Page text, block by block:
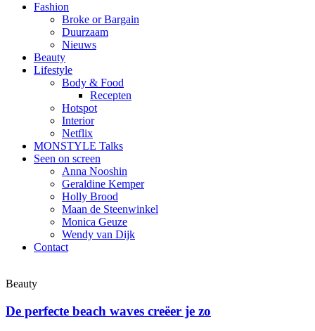
Fashion
Broke or Bargain
Duurzaam
Nieuws
Beauty
Lifestyle
Body & Food
Recepten
Hotspot
Interior
Netflix
MONSTYLE Talks
Seen on screen
Anna Nooshin
Geraldine Kemper
Holly Brood
Maan de Steenwinkel
Monica Geuze
Wendy van Dijk
Contact
Beauty
De perfecte beach waves creëer je zo